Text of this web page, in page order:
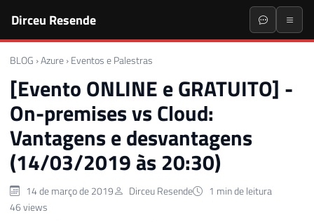
Dirceu Resende
BLOG ›Azure › Eventos e Palestras
[Evento ONLINE e GRATUITO] -
On-premises vs Cloud:
Vantagens e desvantagens
(14/03/2019 às 20:30)
14 de março de 2019 Dirceu Resende
1 min de leitura
46 views